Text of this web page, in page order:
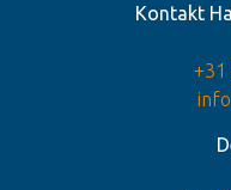
Kontakt
+31